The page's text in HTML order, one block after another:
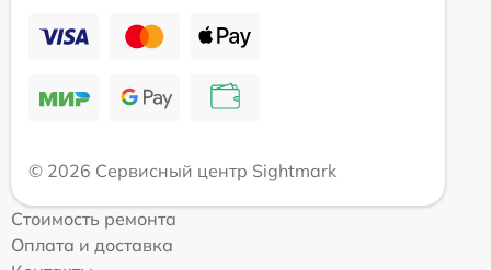
© 2026 Сервисный центр Sightmark
Стоимость ремонта
Оплата и доставка